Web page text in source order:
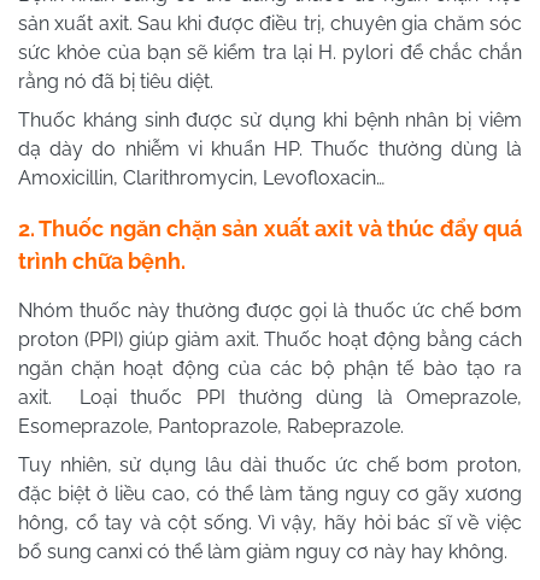
sản xuất axit. Sau khi được điều trị, chuyên gia chăm sóc
sức khỏe của bạn sẽ kiểm tra lại H. pylori để chắc chắn
rằng nó đã bị tiêu diệt.
Thuốc kháng sinh được sử dụng khi bệnh nhân bị viêm
dạ dày do nhiễm vi khuẩn HP. Thuốc thường dùng là
Amoxicillin, Clarithromycin, Levofloxacin…
2. Thuốc ngăn chặn sản xuất axit và thúc đẩy quá
trình chữa bệnh.
Nhóm thuốc này thường được gọi là thuốc ức chế bơm
proton (PPI) giúp giảm axit. Thuốc hoạt động bằng cách
ngăn chặn hoạt động của các bộ phận tế bào tạo ra
axit. Loại thuốc PPI thường dùng là Omeprazole,
Esomeprazole, Pantoprazole, Rabeprazole.
Tuy nhiên, sử dụng lâu dài thuốc ức chế bơm proton,
đặc biệt ở liều cao, có thể làm tăng nguy cơ gãy xương
hông, cổ tay và cột sống. Vì vậy, hãy hỏi bác sĩ về việc
bổ sung canxi có thể làm giảm nguy cơ này hay không.